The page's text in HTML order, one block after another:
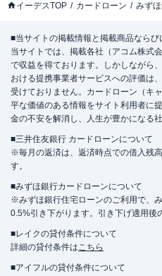
イーデスTOP カードローン みず
■当サイトの掲載情報と掲載商品なら
当サイトでは、掲載各社（アコム株式
で収益を得ております。しかしながら
おける提携事業者サービスへの評価は
受けておりません。カードローン（キ
平な価値のある情報をサイト利用者に
金の不安を解消し、人生が豊かになる
■三井住友銀行 カードローンについて
※毎月の返済は、返済時点での借入残
す。
■みずほ銀行カードローンについて
※みずほ銀行住宅ローンのご利用で、
0.5%引き下がります。引き下げ適用後
■レイクの貸付条件について
詳細の貸付条件はこちら
■アイフルの貸付条件について